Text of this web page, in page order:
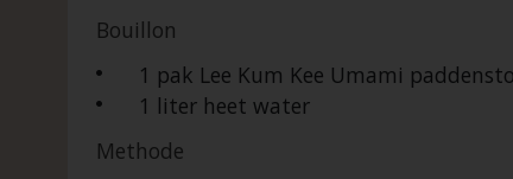
Bouillon
1 pak Lee Kum Kee Umami
1 liter heet water
Methode